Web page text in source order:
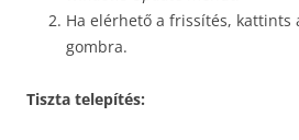
Ha elérhető a frissítés, kattints
gombra.
Tiszta telepítés: